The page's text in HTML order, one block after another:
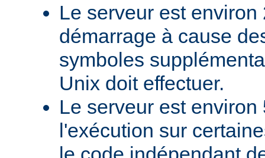
Le serveur est
démarrage à cause
symboles
Unix doit effectuer.
Le serveur est environ
l'exécution sur